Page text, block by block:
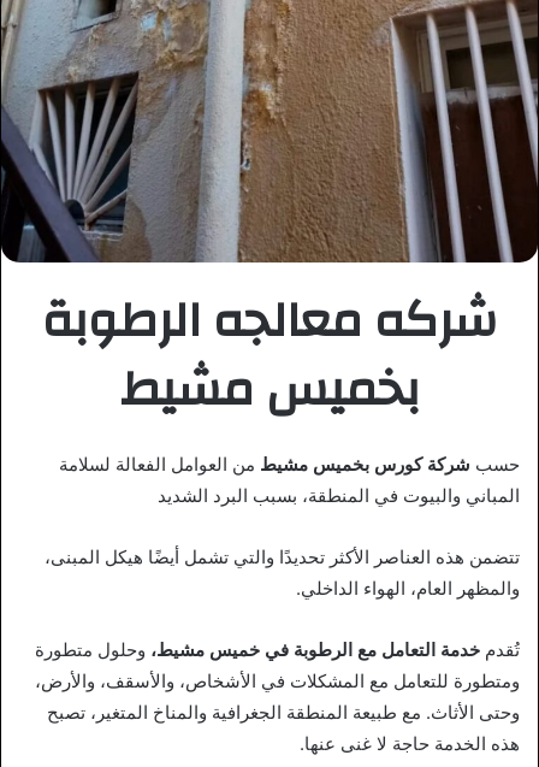
شركه معالجه الرطوبة
بخميس مشيط
حسب شركة كورس بخميس مشيط من العوامل الفعالة لسلامة
المباني والبيوت في المنطقة، بسبب البرد الشديد
تتضمن هذه العناصر الأكثر تحديدًا والتي تشمل أيضًا هيكل المبنى،
والمظهر العام، الهواء الداخلي.
تُقدم خدمة التعامل مع الرطوبة في خميس مشيط، وحلول متطورة
ومتطورة للتعامل مع المشكلات في الأشخاص، والأسقف، والأرض،
وحتى الأثاث. مع طبيعة المنطقة الجغرافية والمناخ المتغير، تصبح
هذه الخدمة حاجة لا غنى عنها.